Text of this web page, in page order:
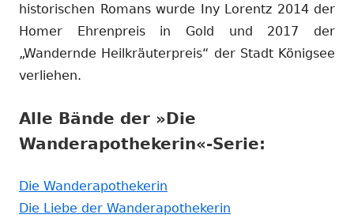
historischen Romans wurde Iny Lorentz 2014 der
Homer Ehrenpreis in Gold und 2017 der
„Wandernde Heilkräuterpreis“ der Stadt Königsee
verliehen.
Alle Bände der »Die
Wanderapothekerin«-Serie:
Die Wanderapothekerin
neuem
Die Liebe der Wanderapothekerin